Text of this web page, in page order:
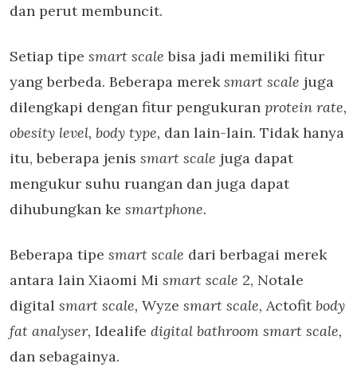
dan perut membuncit.
Setiap tipe smart scalebisa jadi memiliki fitur
yang berbeda. Beberapa mereksmart scale juga
dilengkapi dengan fitur pengukuran protein rate,
obesity level, body type, dan lain-lain. Tidak hanya
itu, beberapa jenis smart scale juga dapat
mengukur suhu ruangan dan juga dapat
dihubungkan ke smartphone.
Beberapa tipe smart scale dari berbagai merek
antara lain Xiaomi Mi smart scale 2, Notale
digital smart scale, Wyze smart scale, Actofitbody
fat analyser, Idealife digital bathroom smart scale,
dan sebagainya.